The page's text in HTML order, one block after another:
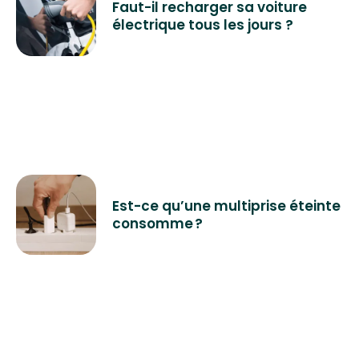
Faut-il recharger sa voiture
électrique tous les jours ?
Est-ce qu’une multiprise éteinte
consomme ?